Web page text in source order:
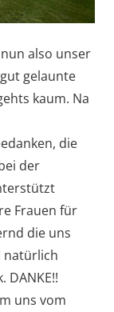
also unser
gelaunte
kaum. Na
die
der
Frauen für
die uns
natürlich
DANKE!!
uns vom